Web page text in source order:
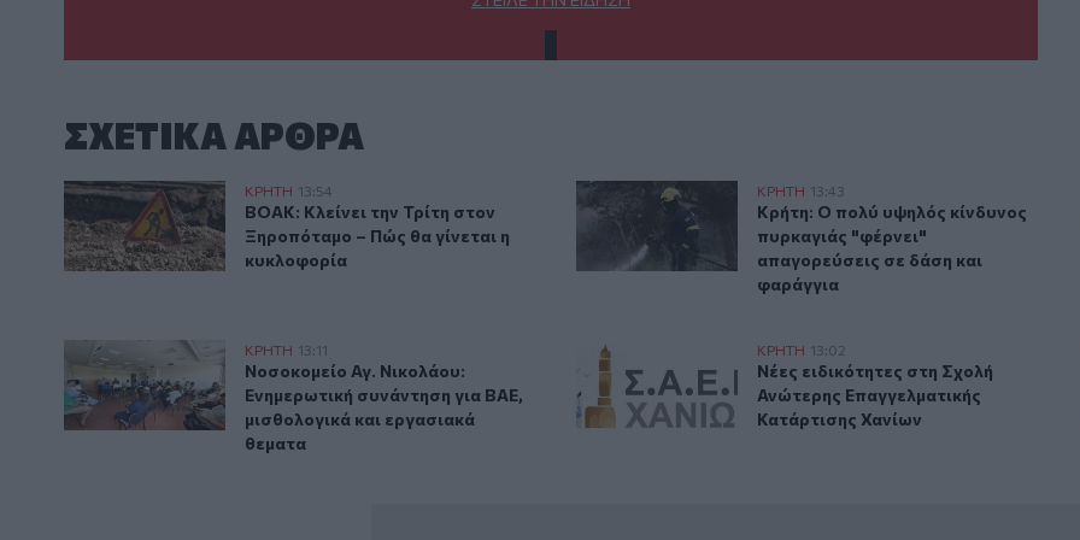
ΣΧΕΤΙΚA AΡΘΡΑ
ΒΟΑΚ: Κλείνει την Τρίτη στον Ξηροπόταμο – Πώς θα γίνεται η κυκλοφορία
ΚΡΗΤΗ 13:54
ΒΟΑΚ: Κλείνει την Τρίτη στον Ξηροπόταμο – Πώς θα γίνεται η κυκλοφορία
ΒΟΑΚ: Κλείνει την Τρίτη στον
Ξηροπόταμο – Πώς θα γίνεται η
κυκλοφορία
Κρήτη: Ο πολύ υψηλός κίνδυνος πυρκαγιάς "φέρνει"
ΚΡΗΤΗ 13:43
Κρήτη: Ο πολύ υψηλός κίνδυνος
Κρήτη: Ο πολύ υψηλός κίνδυνος
πυρκαγιάς "φέρνει"
απαγορεύσεις σε δάση και
φαράγγια
Νοσοκομείο Αγ. Νικολάου: Ενημερωτική συνάντηση για ΒΑΕ, μισθολογικά και εργασιακά θεματα
ΚΡΗΤΗ 13:11
Νοσοκομείο Αγ. Νικολάου: Ενημερωτική συνάντηση για ΒΑΕ, μισθολογικά και εργασιακά
Νοσοκομείο Αγ. Νικολάου:
Ενημερωτική συνάντηση για ΒΑΕ,
μισθολογικά και εργασιακά
θεματα
Νέες ειδικότητες στη Σχολή Ανώτερης Επαγγελματικής
ΚΡΗΤΗ 13:02
Νέες ειδικότητες στη Σχολή
Νέες ειδικότητες στη Σχολή
Ανώτερης Επαγγελματικής
Κατάρτισης Χανίων